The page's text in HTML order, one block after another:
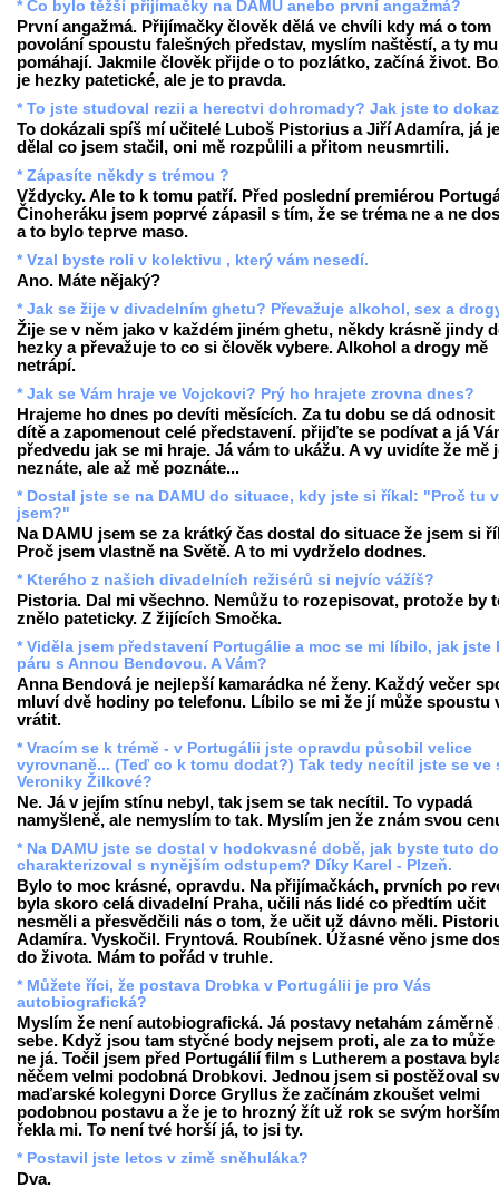
* Co bylo těžší přijímačky na DAMU anebo první angažmá?
První angažmá. Přijímačky člověk dělá ve chvíli kdy má o tom
povolání spoustu falešných představ, myslím naštěstí, a ty
pomáhají. Jakmile člověk přijde o to pozlátko, začíná život.
je hezky patetické, ale je to pravda.
* To jste studoval rezii a herectvi dohromady? Jak jste to
To dokázali spíš mí učitelé Luboš Pistorius a Jiří Adamíra, já
dělal co jsem stačil, oni mě rozpůlili a přitom neusmrtili.
* Zápasíte někdy s trémou ?
Vždycky. Ale to k tomu patří. Před poslední premiérou
Činoheráku jsem poprvé zápasil s tím, že se tréma ne a ne
a to bylo teprve maso.
* Vzal byste roli v kolektivu , který vám nesedí.
Ano. Máte nějaký?
* Jak se žije v divadelním ghetu? Převažuje alkohol, sex a
Žije se v něm jako v každém jiném ghetu, někdy krásně jindy
hezky a převažuje to co si člověk vybere. Alkohol a drogy mě
netrápí.
* Jak se Vám hraje ve Vojckovi? Prý ho hrajete zrovna dnes?
Hrajeme ho dnes po devíti měsících. Za tu dobu se dá odnosit
dítě a zapomenout celé představení. přijďte se podívat a já
předvedu jak se mi hraje. Já vám to ukážu. A vy uvidíte že mě
neznáte, ale až mě poznáte...
* Dostal jste se na DAMU do situace, kdy jste si říkal: "Proč tu
jsem?"
Na DAMU jsem se za krátký čas dostal do situace že jsem si
Proč jsem vlastně na Světě. A to mi vydrželo dodnes.
* Kterého z našich divadelních režisérů si nejvíc vážíš?
Pistoria. Dal mi všechno. Nemůžu to rozepisovat, protože by
znělo pateticky. Z žijících Smočka.
* Viděla jsem představení Portugálie a moc se mi líbilo, jak jste
páru s Annou Bendovou. A Vám?
Anna Bendová je nejlepší kamarádka né ženy. Každý večer
mluví dvě hodiny po telefonu. Líbilo se mi že jí může spoustu
vrátit.
* Vracím se k trémě - v Portugálii jste opravdu působil velice
vyrovnaně... (Teď co k tomu dodat?) Tak tedy necítil jste se ve
Veroniky Žilkové?
Ne. Já v jejím stínu nebyl, tak jsem se tak necítil. To vypadá
namyšleně, ale nemyslím to tak. Myslím jen že znám svou
* Na DAMU jste se dostal v hodokvasné době, jak byste tuto
charakterizoval s nynějším odstupem? Díky Karel - Plzeň.
Bylo to moc krásné, opravdu. Na přijímačkách, prvních po
byla skoro celá divadelní Praha, učili nás lidé co předtím učit
nesměli a přesvědčili nás o tom, že učit už dávno měli.
Adamíra. Vyskočil. Fryntová. Roubínek. Úžasné věno jsme
do života. Mám to pořád v truhle.
* Můžete říci, že postava Drobka v Portugálii je pro Vás
autobiografická?
Myslím že není autobiografická. Já postavy netahám záměrně
sebe. Když jsou tam styčné body nejsem proti, ale za to může
ne já. Točil jsem před Portugálií film s Lutherem a postava
něčem velmi podobná Drobkovi. Jednou jsem si postěžoval
maďarské kolegyni Dorce Gryllus že začínám zkoušet velmi
podobnou postavu a že je to hrozný žít už rok se svým
řekla mi. To není tvé horší já, to jsi ty.
* Postavil jste letos v zimě sněhuláka?
Dva.